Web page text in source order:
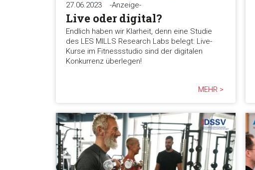
27.06.2023 -Anzeige-
Live oder digital?
Endlich haben wir Klarheit, denn eine Studie
des LES MILLS Research Labs belegt: Live-
Kurse im Fitnessstudio sind der digitalen
Konkurrenz überlegen!
MEHR >